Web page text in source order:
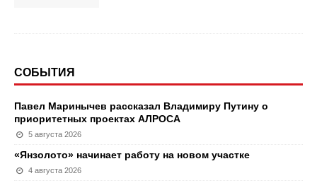
СОБЫТИЯ
Павел Маринычев рассказал Владимиру Путину о
приоритетных проектах АЛРОСА
5 августа 2026
«Янзолото» начинает работу на новом участке
4 августа 2026